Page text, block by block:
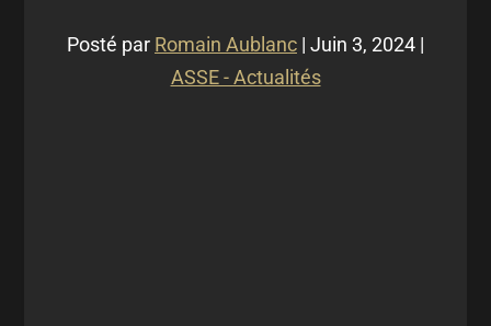
Posté par Romain Aublanc | Juin 3, 2024 |
ASSE - Actualités